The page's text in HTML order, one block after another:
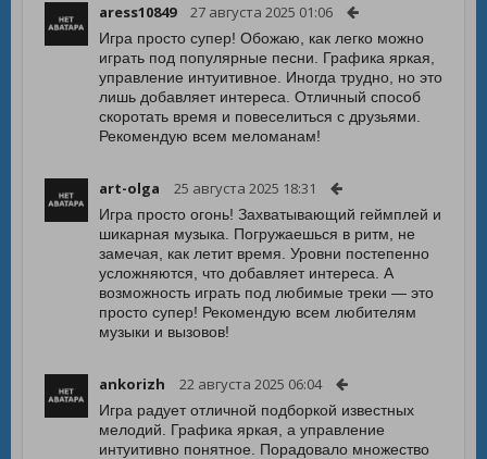
aress10849 27 августа 2025 01:06
Игра просто супер! Обожаю, как легко можно
играть под популярные песни. Графика яркая,
управление интуитивное. Иногда трудно, но это
лишь добавляет интереса. Отличный способ
скоротать время и повеселиться с друзьями.
Рекомендую всем меломанам!
art-olga 25 августа 2025 18:31
Игра просто огонь! Захватывающий геймплей и
шикарная музыка. Погружаешься в ритм, не
замечая, как летит время. Уровни постепенно
усложняются, что добавляет интереса. А
возможность играть под любимые треки — это
просто супер! Рекомендую всем любителям
музыки и вызовов!
ankorizh 22 августа 2025 06:04
Игра радует отличной подборкой известных
мелодий. Графика яркая, а управление
интуитивно понятное. Порадовало множество